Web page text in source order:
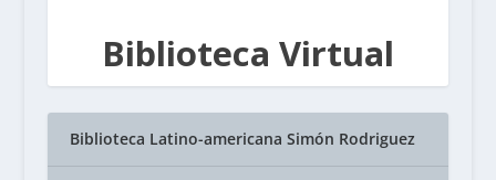
Biblioteca Virtual
Biblioteca Latino-americana Simón Rodriguez